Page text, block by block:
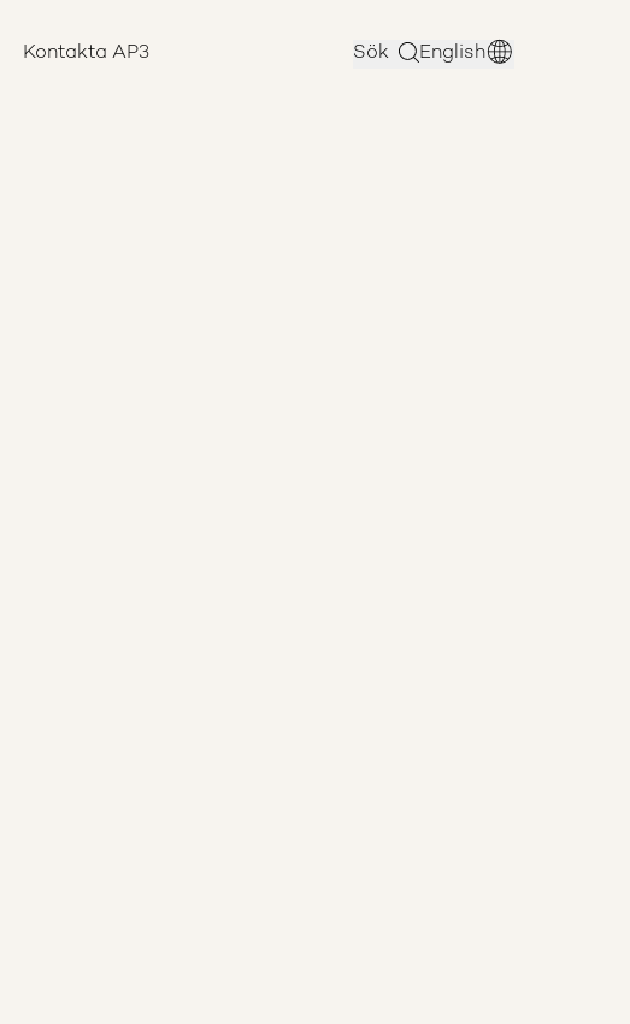
Kontakta AP3 Sök English